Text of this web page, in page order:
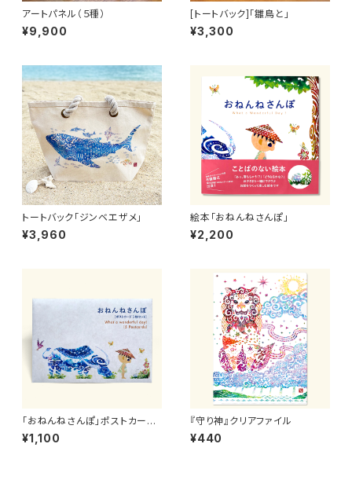
アートパネル（５種）
¥9,900
[トートバック]「雛鳥と」
¥3,300
トートバック「ジンベエザメ」
¥3,960
絵本「おねんねさんぽ」
¥2,200
「おねんねさんぽ」ポストカード
セット（5枚組）
¥1,100
『守り神』クリアファイル
¥440